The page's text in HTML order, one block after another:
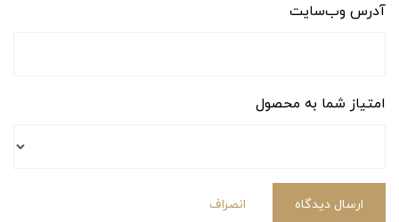
آدرس وب‌سایت
امتیاز شما به محصول
ارسال دیدگاه انصراف